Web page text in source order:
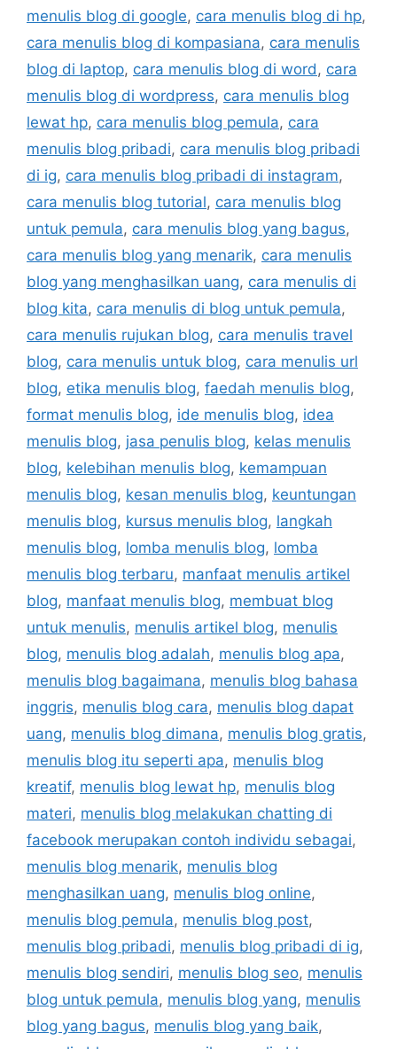
menulis blog di google, cara menulis blog di hp,
cara menulis blog di kompasiana, cara menulis
blog di laptop, cara menulis blog di word, cara
menulis blog di wordpress, cara menulis blog
lewat hp, cara menulis blog pemula, cara
menulis blog pribadi, cara menulis blog pribadi
di ig, cara menulis blog pribadi di instagram,
cara menulis blog tutorial, cara menulis blog
untuk pemula, cara menulis blog yang bagus,
cara menulis blog yang menarik, cara menulis
blog yang menghasilkan uang, cara menulis di
blog kita, cara menulis di blog untuk pemula,
cara menulis rujukan blog, cara menulis travel
blog, cara menulis untuk blog, cara menulis url
blog, etika menulis blog, faedah menulis blog,
format menulis blog, ide menulis blog, idea
menulis blog, jasa penulis blog, kelas menulis
blog, kelebihan menulis blog, kemampuan
menulis blog, kesan menulis blog, keuntungan
menulis blog, kursus menulis blog, langkah
menulis blog, lomba menulis blog, lomba
menulis blog terbaru, manfaat menulis artikel
blog, manfaat menulis blog, membuat blog
untuk menulis, menulis artikel blog, menulis
blog, menulis blog adalah, menulis blog apa,
menulis blog bagaimana, menulis blog bahasa
inggris, menulis blog cara, menulis blog dapat
uang, menulis blog dimana, menulis blog gratis,
menulis blog itu seperti apa, menulis blog
kreatif, menulis blog lewat hp, menulis blog
materi, menulis blog melakukan chatting di
facebook merupakan contoh individu sebagai,
menulis blog menarik, menulis blog
menghasilkan uang, menulis blog online,
menulis blog pemula, menulis blog post,
menulis blog pribadi, menulis blog pribadi di ig,
menulis blog sendiri, menulis blog seo, menulis
blog untuk pemula, menulis blog yang, menulis
blog yang bagus, menulis blog yang baik,